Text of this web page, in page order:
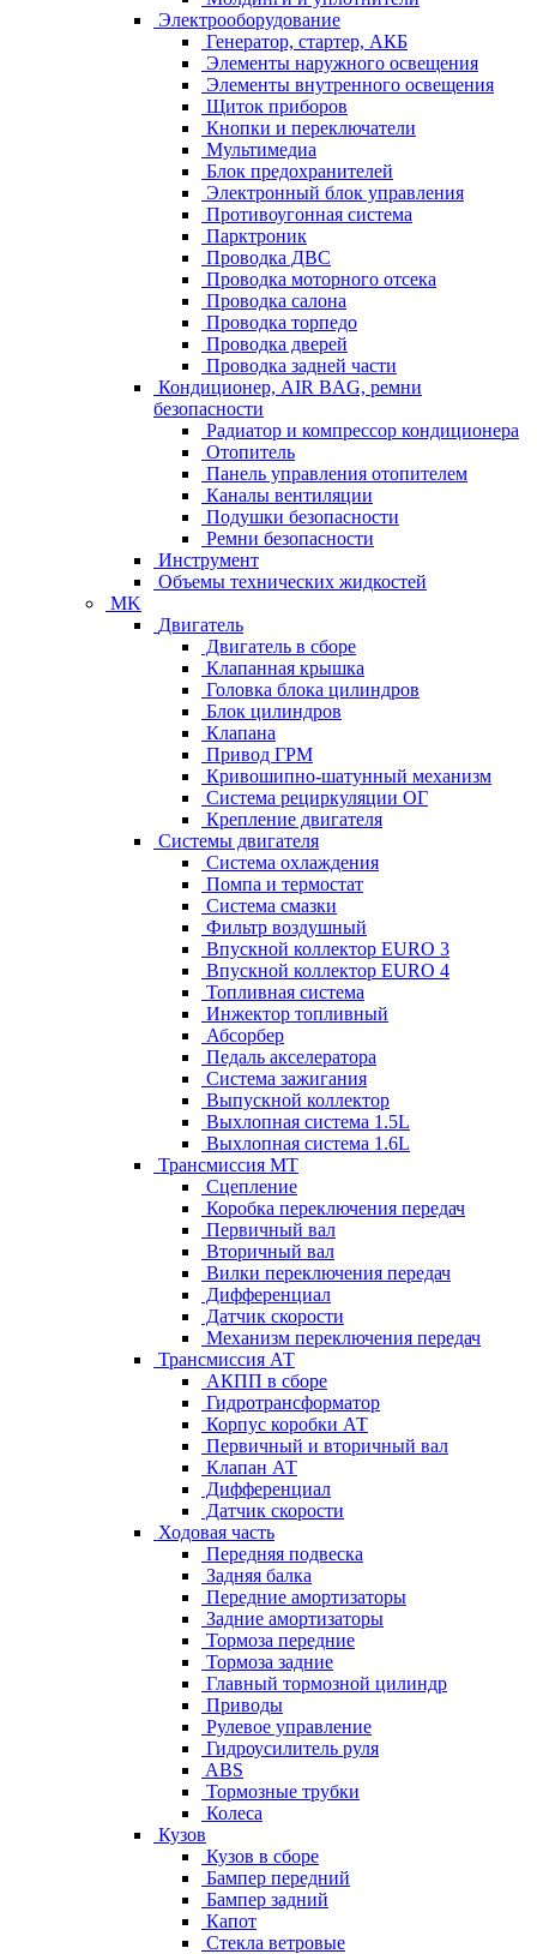
Электрооборудование
Генератор, стартер, АКБ
Элементы наружного освещения
Элементы внутренного освещения
Щиток приборов
Кнопки и переключатели
Мультимедиа
Блок предохранителей
Электронный блок управления
Противоугонная система
Парктроник
Проводка ДВС
Проводка моторного отсека
Проводка салона
Проводка торпедо
Проводка дверей
Проводка задней части
Кондиционер, AIR BAG, ремни
безопасности
Радиатор и компрессор кондиционера
Отопитель
Панель управления отопителем
Каналы вентиляции
Подушки безопасности
Ремни безопасности
Инструмент
Объемы технических жидкостей
MK
Двигатель
Двигатель в сборе
Клапанная крышка
Головка блока цилиндров
Блок цилиндров
Клапана
Привод ГРМ
Кривошипно-шатунный механизм
Система рециркуляции ОГ
Крепление двигателя
Системы двигателя
Система охлаждения
Помпа и термостат
Система смазки
Фильтр воздушный
Впускной коллектор EURO 3
Впускной коллектор EURO 4
Топливная система
Инжектор топливный
Абсорбер
Педаль акселератора
Система зажигания
Выпускной коллектор
Выхлопная система 1.5L
Выхлопная система 1.6L
Трансмиссия МТ
Сцепление
Коробка переключения передач
Первичный вал
Вторичный вал
Вилки переключения передач
Дифференциал
Датчик скорости
Механизм переключения передач
Трансмиссия АТ
АКПП в сборе
Гидротрансформатор
Корпус коробки АТ
Первичный и вторичный вал
Клапан АТ
Дифференциал
Датчик скорости
Ходовая часть
Передняя подвеска
Задняя балка
Передние амортизаторы
Задние амортизаторы
Тормоза передние
Тормоза задние
Главный тормозной цилиндр
Приводы
Рулевое управление
Гидроусилитель руля
ABS
Тормозные трубки
Колеса
Кузов
Кузов в сборе
Бампер передний
Бампер задний
Капот
Стекла ветровые